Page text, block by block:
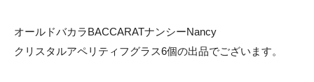
オールドバカラBACCARATナンシーNancy
クリスタルアペリティフグラス6個の出品でございます。